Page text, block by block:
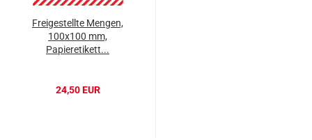
Freigestellte Mengen,
100x100 mm,
Papieretikett...
24,50 EUR